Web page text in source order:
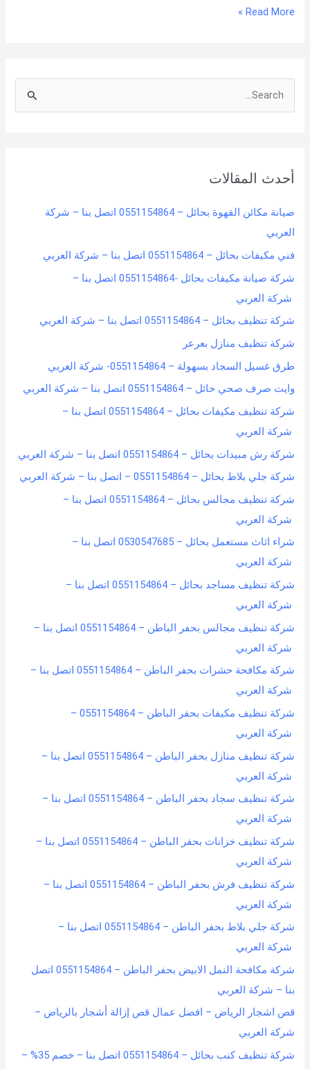
Read More »
c
f
o
r
:
أحدث المقالات
صيانة مكائن القهوة بحائل – 0551154864 اتصل بنا – شركة
العربي
فني مكيفات بحائل – 0551154864 اتصل بنا – شركة العربي
شركة صيانة مكيفات بحائل -0551154864 اتصل بنا –
شركة العربي
شركة تنظيف بحائل – 0551154864 اتصل بنا – شركة العربي
شركة تنظيف منازل بعرعر
طرق غسيل السجاد بسهولة – 0551154864- شركة العربي
وايت صرف صحي حائل – 0551154864 اتصل بنا – شركة العربي
شركة تنظيف مكيفات بحائل – 0551154864 اتصل بنا –
شركة العربي
شركة رش مبيدات بحائل – 0551154864 اتصل بنا – شركة العربي
شركة جلي بلاط بحائل – 0551154864 – اتصل بنا – شركة العربي
شركة تنظيف مجالس بحائل – 0551154864 اتصل بنا –
شركة العربي
شراء اثاث مستعمل بحائل – 0530547685 اتصل بنا –
شركة العربي
شركة تنظيف مساجد بحائل – 0551154864 اتصل بنا –
شركة العربي
شركة تنظيف مجالس بحفر الباطن – 0551154864 اتصل بنا –
شركة العربي
شركة مكافحة حشرات بحفر الباطن – 0551154864 اتصل بنا –
شركة العربي
شركة تنظيف مكيفات بحفر الباطن – 0551154864 –
شركة العربي
شركة تنظيف منازل بحفر الباطن – 0551154864 اتصل بنا –
شركة العربي
شركة تنظيف سجاد بحفر الباطن – 0551154864 اتصل بنا –
شركة العربي
شركة تنظيف خزانات بحفر الباطن – 0551154864 اتصل بنا –
شركة العربي
شركة تنظيف فرش بحفر الباطن – 0551154864 اتصل بنا –
شركة العربي
شركة جلي بلاط بحفر الباطن – 0551154864 اتصل بنا –
شركة العربي
شركة مكافحة النمل الابيض بحفر الباطن – 0551154864 اتصل
بنا – شركة العربي
قص اشجار الرياض – افضل عمال قص إزالة أشجار بالرياض –
شركة العربي
شركة تنظيف كنب بحائل – 0551154864 اتصل بنا – خصم 35% –